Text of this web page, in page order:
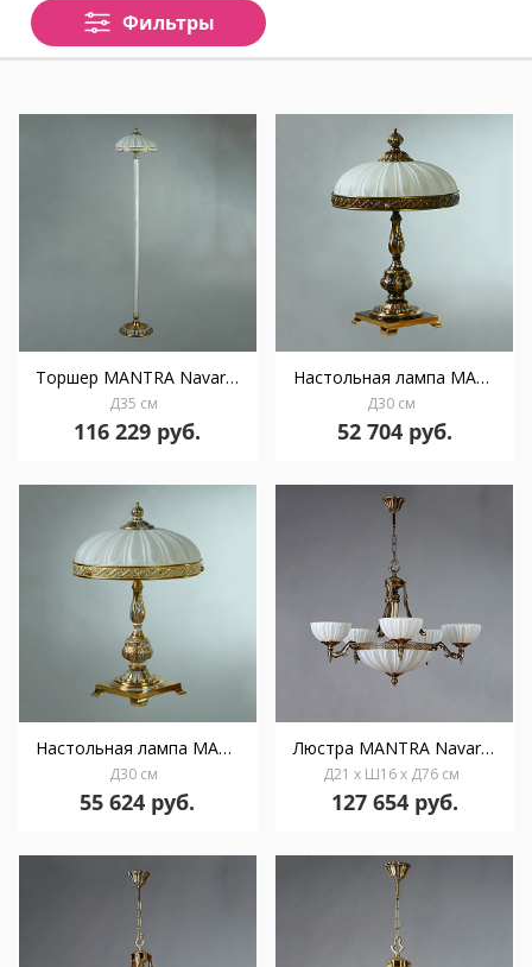
Фильтры
Торшер MANTRA Navarra Ambiente 5L 02228F/5 WP
Д35 см
116 229 руб.
Настольная лампа MANTRA Navarra Ambiente 3L 02228T/3 PB
Д30 см
52 704 руб.
Настольная лампа MANTRA Navarra Ambiente 3L 02228T/3 WP
Д30 см
55 624 руб.
Люстра MANTRA Navarra Ambiente 10L 02228/5 PB
Д21 x Ш16 x Д76 см
127 654 руб.